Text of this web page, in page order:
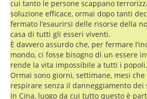
cui tanto le persone scappano
soluzione efficace, ormai dopo tanti
fermato l’esaurirsi delle risorse della
casa di tutti gli esseri viventi.
È davvero assurdo che, per fermare
mondo, ci fosse bisogno di un essere
rende la vita impossibile a tutti i popoli.
Ormai sono giorni, settimane, mesi
respirare senza il danneggiamento dei
In Cina, luogo da cui tutto questo è